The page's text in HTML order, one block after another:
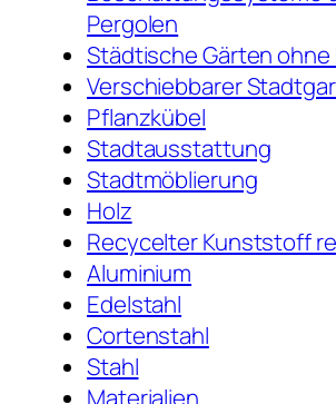
Pergolen
Städtische Gärten ohne
Verschiebbarer
Pflanzkübel
Stadtausstattung
Stadtmöblierung
Holz
Recycelter Kunststoff
Aluminium
Edelstahl
Cortenstahl
Stahl